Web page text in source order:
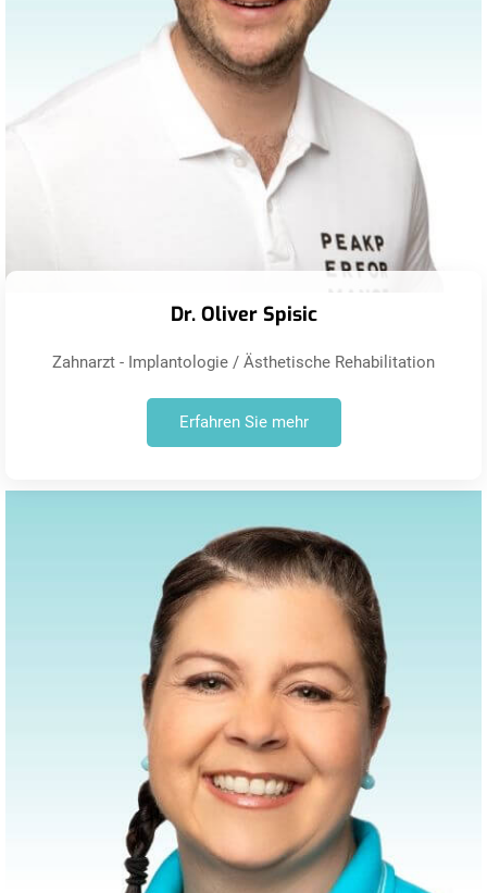
Dr. Oliver Spisic
Zahnarzt - Implantologie / Ästhetische Rehabilitation
Erfahren Sie mehr